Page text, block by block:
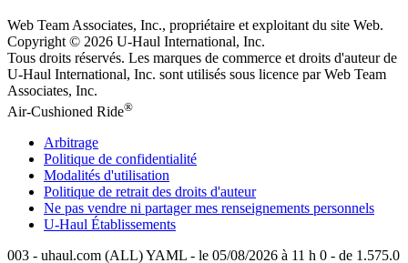
Web Team Associates, Inc., propriétaire et exploitant du site Web.
Copyright © 2026 U-Haul International, Inc.
Tous droits réservés. Les marques de commerce et droits d'auteur de
U-Haul International, Inc. sont utilisés sous licence par Web Team
Associates, Inc.
Air-Cushioned Ride®
Arbitrage
Politique de confidentialité
Modalités d'utilisation
Politique de retrait des droits d'auteur
Ne pas vendre ni partager mes renseignements personnels
U-Haul Établissements
003 - uhaul.com (ALL) YAML - le 05/08/2026 à 11 h 0 - de 1.575.0